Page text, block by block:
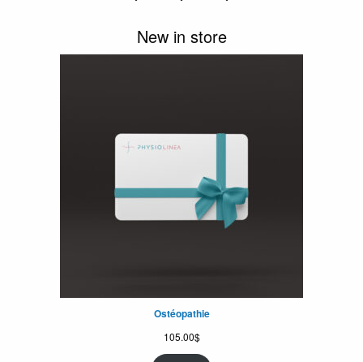
New in store
Ostéopathie
105.00$